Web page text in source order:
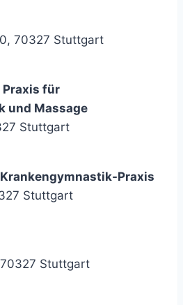
70327 Stuttgart
Praxis für
und Massage
Stuttgart
Praxis
Stuttgart
Stuttgart